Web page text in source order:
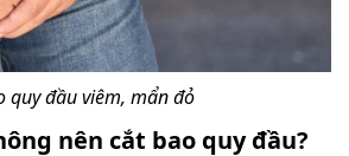
quy đầu viêm, mẩn đỏ
nên cắt bao quy đầu?